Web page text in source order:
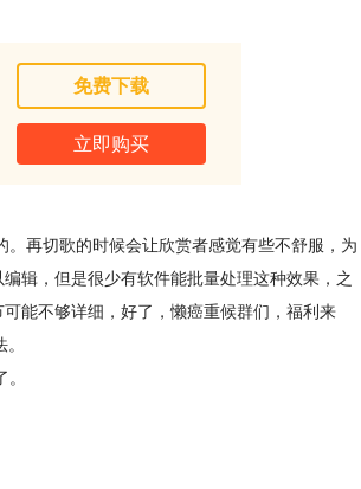
免费下载
立即购买
再切歌的时候会让欣赏者感觉有些不舒服，为
辑，但是很少有软件能批量处理这种效果，之
能不够详细，好了，懒癌重候群们，福利来